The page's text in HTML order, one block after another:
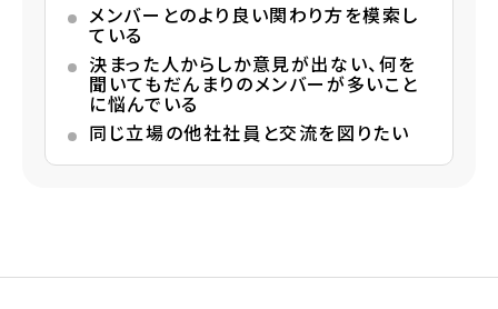
メンバーとのより良い関わり方を模索し
ている
決まった人からしか意見が出ない、何を
聞いてもだんまりのメンバーが多いこと
に悩んでいる
同じ立場の他社社員と交流を図りたい